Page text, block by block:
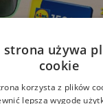
w konkursie
strona używa
cookie
korzysta z plików
lepszą wygodę